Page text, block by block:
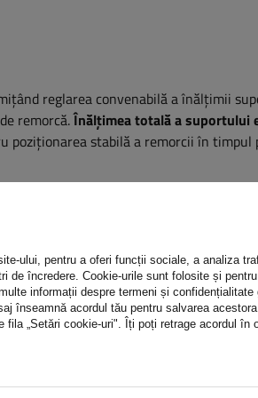
reglarea convenabilă a înălțimii
remorcă.Înălțimea totală a suportului
stabilă a remorcii în timpul
înclinarecare permite poziționarea
pe adaptor, eliminând orice
Această soluție sporește
de susținere de deteriorare în timpul
ului, pentru a oferi funcții sociale, a analiza
încredere. Cookie-urile sunt folosite și
informații despre termeni și
înseamnă acordul tău pentru salvarea
„Setări cookie-uri". Îți poți retrage acordul în